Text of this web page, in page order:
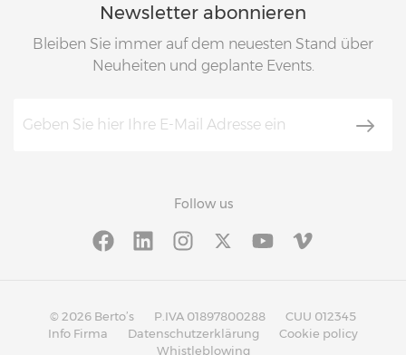
Newsletter abonnieren
Bleiben Sie immer auf dem neuesten Stand über
Neuheiten und geplante Events.
Follow us
© 2026 Berto’s P.IVA 01897800288
CUU 012345
Info Firma
Datenschutzerklärung
Cookie policy
Whistleblowing